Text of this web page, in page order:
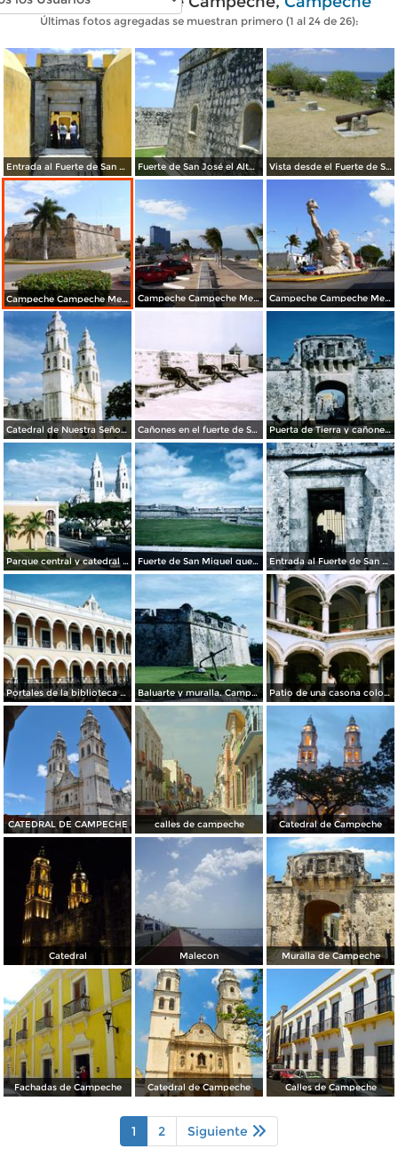
Últimas fotos agregadas se muestran primero (1 al 24 de 26):
Entrada al Fuerte de San José el Alto. Abril/2012 Fuerte de San José el Alto. Abril/2012 Vista desde el Fuerte de San José el Alto. Abril/2012
Campeche Campeche Mexico MAVIPOL Campeche Campeche Mexico MAVIPOL Campeche Campeche Mexico MAVIPOL
Catedral de Nuestra Señora de la Inmaculada Concepción, siglo XVII. Campeche, Campeche. 2005 Cañones en el fuerte de San Miguel. Campeche, Campeche. 2008 Puerta de Tierra y cañones del siglo XVIII. Campeche, Campeche. 2004
Parque central y catedral de Nuestra Señora de la Inmaculada Concepción. Campeche, Campeche. 2004 Fuerte de San Miguel que alberga el Museo de la Cultura Maya. Campeche, Campeche. 2004 Entrada al Fuerte de San Miguel, siglo XVIII. Campeche, Campeche. 2004
Portales de la biblioteca del estado. Campeche, Campeche. 2004 Baluarte y muralla. Campeche, Campeche. 2004 Patio de una casona colonial, hoy The Italian Coffee Company. Campeche, Campeche
CATEDRAL DE CAMPECHE calles de campeche Catedral de Campeche
Catedral Malecon Muralla de Campeche
Fachadas de Campeche Catedral de Campeche Calles de Campeche
1 2 Siguiente